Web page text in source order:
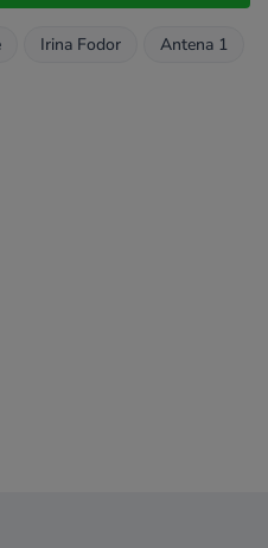
Irina Fodor
Antena 1